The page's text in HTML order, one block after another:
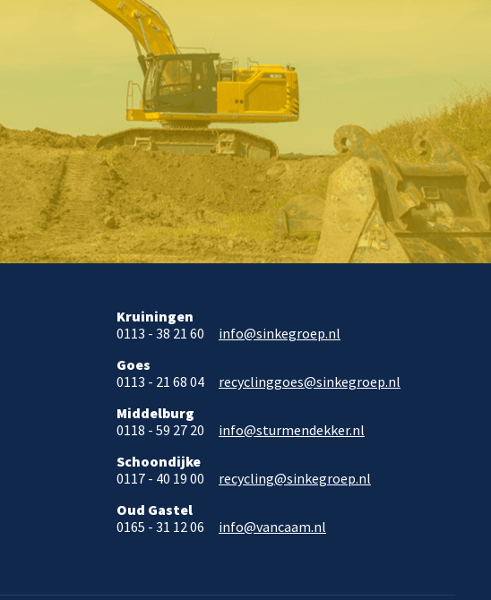
Kruiningen
0113 - 38 21 60
info@sinkegroep.nl
Goes
0113 - 21 68 04
recyclinggoes@sinkegroep.nl
Middelburg
0118 - 59 27 20
info@sturmendekker.nl
Schoondijke
0117 - 40 19 00
recycling@sinkegroep.nl
Oud Gastel
0165 - 31 12 06
info@vancaam.nl